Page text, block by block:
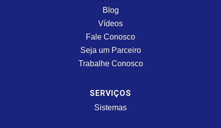
Blog
Vídeos
Fale Conosco
Seja um Parceiro
Trabalhe Conosco
SERVIÇOS
Sistemas